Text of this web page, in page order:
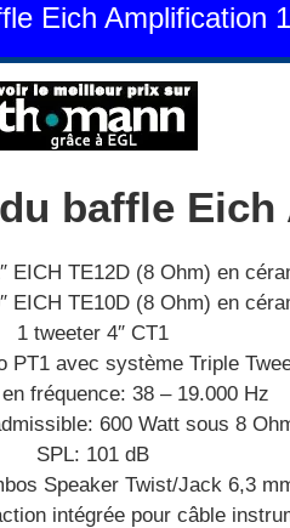
Eich Amplification
baffle
EICH TE12D (8 Ohm) en
EICH TE10D (8 Ohm) en
1 tweeter 4″ CT1
PT1 avec système Triple
fréquence: 38 – 19.000 Hz
600 Watt sous 8
SPL: 101 dB
Speaker Twist/Jack 6,3
intégrée pour câble